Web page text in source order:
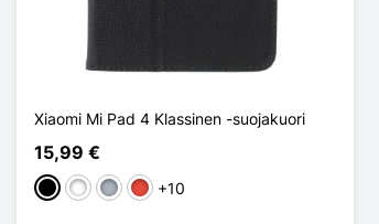
Xiaomi Mi Pad 4 Klassinen -suojakuori
15,99 €
MustaValkoinen
HarmaaPunainen
+10